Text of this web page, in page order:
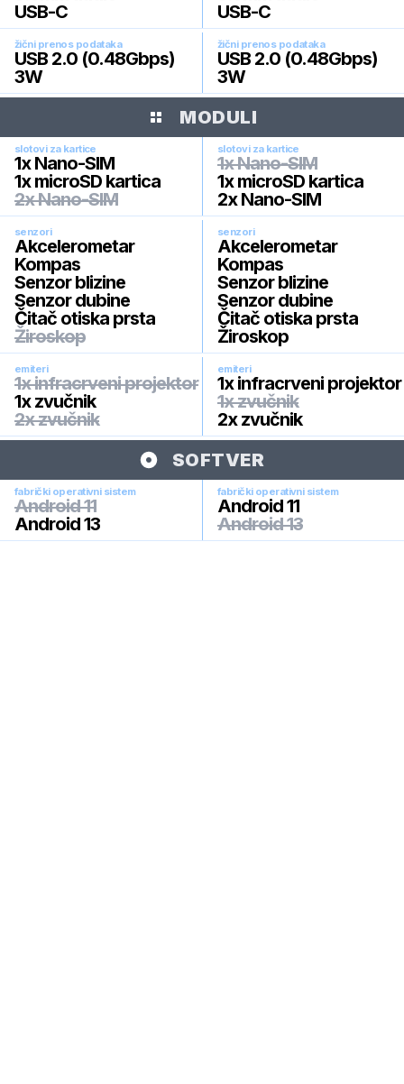
USB-C
USB-C
žični prenos podataka
USB 2.0 (0.48Gbps)
3W
žični prenos podataka
USB 2.0 (0.48Gbps)
3W
MODULI
slotovi za kartice
1x Nano-SIM
1x microSD kartica
2x Nano-SIM
slotovi za kartice
1x Nano-SIM
1x microSD kartica
2x Nano-SIM
senzori
Akcelerometar
Kompas
Senzor blizine
Senzor dubine
Čitač otiska prsta
Žiroskop
senzori
Akcelerometar
Kompas
Senzor blizine
Senzor dubine
Čitač otiska prsta
Žiroskop
emiteri
1x infracrveni projektor
1x zvučnik
2x zvučnik
emiteri
1x infracrveni projektor
1x zvučnik
2x zvučnik
SOFTVER
fabrički operativni sistem
Android 11
Android 13
fabrički operativni sistem
Android 11
Android 13